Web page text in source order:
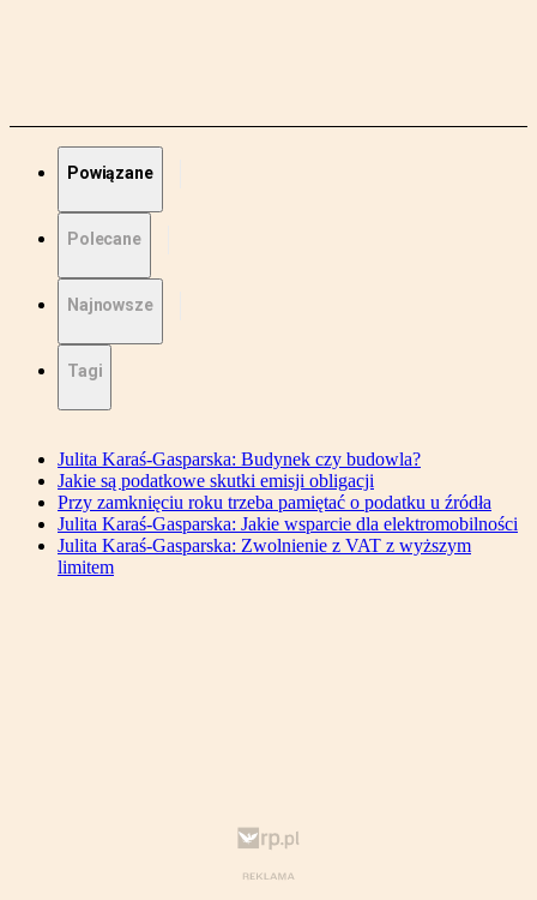
Powiązane
Polecane
Najnowsze
Tagi
Julita Karaś-Gasparska: Budynek czy budowla?
Jakie są podatkowe skutki emisji obligacji
Przy zamknięciu roku trzeba pamiętać o podatku u źródła
Julita Karaś-Gasparska: Jakie wsparcie dla elektromobilności
Julita Karaś-Gasparska: Zwolnienie z VAT z wyższym
limitem